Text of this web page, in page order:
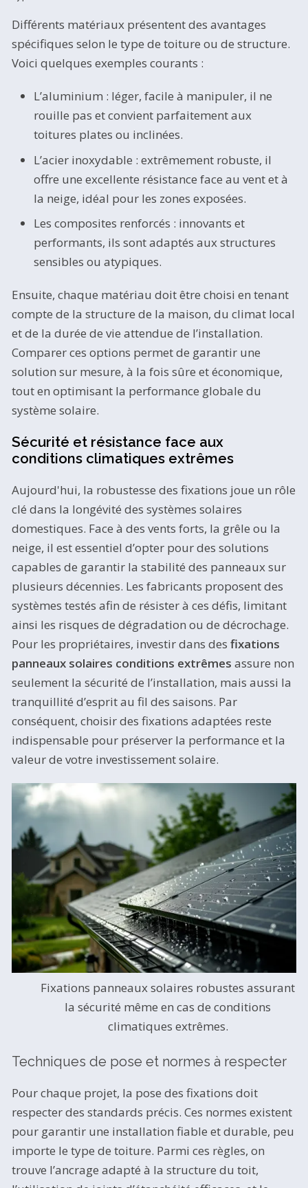
Différents matériaux présentent des avantages
spécifiques selon le type de toiture ou de structure.
Voici quelques exemples courants :
L’aluminium : léger, facile à manipuler, il ne
rouille pas et convient parfaitement aux
toitures plates ou inclinées.
L’acier inoxydable : extrêmement robuste, il
offre une excellente résistance face au vent et à
la neige, idéal pour les zones exposées.
Les composites renforcés : innovants et
performants, ils sont adaptés aux structures
sensibles ou atypiques.
Ensuite, chaque matériau doit être choisi en tenant
compte de la structure de la maison, du climat local
et de la durée de vie attendue de l’installation.
Comparer ces options permet de garantir une
solution sur mesure, à la fois sûre et économique,
tout en optimisant la performance globale du
système solaire.
Sécurité et résistance face aux
conditions climatiques extrêmes
Aujourd'hui, la robustesse des fixations joue un rôle
clé dans la longévité des systèmes solaires
domestiques. Face à des vents forts, la grêle ou la
neige, il est essentiel d’opter pour des solutions
capables de garantir la stabilité des panneaux sur
plusieurs décennies. Les fabricants proposent des
systèmes testés afin de résister à ces défis, limitant
ainsi les risques de dégradation ou de décrochage.
Pour les propriétaires, investir dans des fixations
panneaux solaires conditions extrêmes assure non
seulement la sécurité de l’installation, mais aussi la
tranquillité d’esprit au fil des saisons. Par
conséquent, choisir des fixations adaptées reste
indispensable pour préserver la performance et la
valeur de votre investissement solaire.
Fixations panneaux solaires robustes assurant
la sécurité même en cas de conditions
climatiques extrêmes.
Techniques de pose et normes à respecter
Pour chaque projet, la pose des fixations doit
respecter des standards précis. Ces normes existent
pour garantir une installation fiable et durable, peu
importe le type de toiture. Parmi ces règles, on
trouve l’ancrage adapté à la structure du toit,